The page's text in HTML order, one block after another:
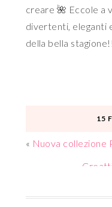
creare 🌺 Eccole a
divertenti, eleganti
della bella
15
« Nuova collezione